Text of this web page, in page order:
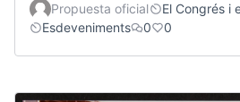
Propuesta oficial
El Congrés i
Esdeveniments
0 0